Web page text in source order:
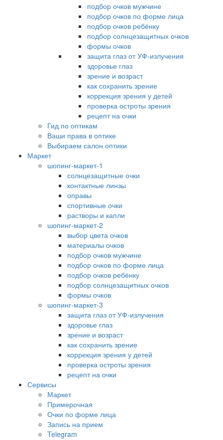
подбор очков мужчине
подбор очков по форме лица
подбор очков ребёнку
подбор солнцезащитных очков
формы очков
защита глаз от УФ-излучения
здоровье глаз
зрение и возраст
как сохранить зрение
коррекция зрения у детей
проверка остроты зрения
рецепт на очки
Гид по оптикам
Ваши права в оптике
Выбираем салон оптики
Маркет
шопинг-маркет-1
солнцезащитные очки
контактные линзы
оправы
спортивные очки
растворы и капли
шопинг-маркет-2
выбор цвета очков
материалы очков
подбор очков мужчине
подбор очков по форме лица
подбор очков ребёнку
подбор солнцезащитных очков
формы очков
шопинг-маркет-3
защита глаз от УФ-излучения
здоровье глаз
зрение и возраст
как сохранить зрение
коррекция зрения у детей
проверка остроты зрения
рецепт на очки
Сервисы
Маркет
Примерочная
Очки по форме лица
Запись на прием
Telegram